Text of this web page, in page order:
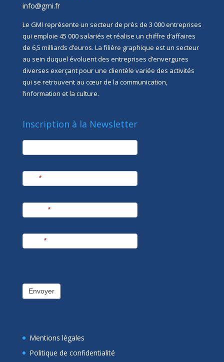
info@gmi.fr
Le GMI représente un secteur de près de 3 000 entreprises
qui emploie 45 000 salariés et réalise un chiffre d’affaires
de 6,5 milliards d’euros. La filière graphique est un secteur
au sein duquel évoluent des entreprises d’envergures
diverses exerçant pour une clientèle variée des activités
qui se retrouvent au cœur de la communication,
l’information et la culture.
Inscription à la Newsletter
newsletter
*
*
*
Envoyer
Mentions légales
Politique de confidentialité